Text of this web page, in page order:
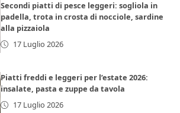
Secondi piatti di pesce leggeri: sogliola in
padella, trota in crosta di nocciole, sardine
alla pizzaiola
17 Luglio 2026
Piatti freddi e leggeri per l’estate 2026:
insalate, pasta e zuppe da tavola
17 Luglio 2026